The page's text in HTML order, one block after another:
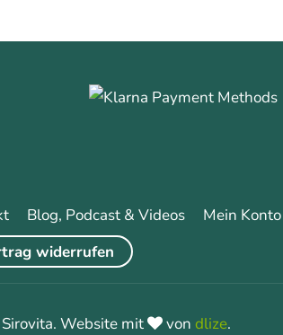
Blog, Podcast & Videos Mein Konto
widerrufen
Website mit von dlize.